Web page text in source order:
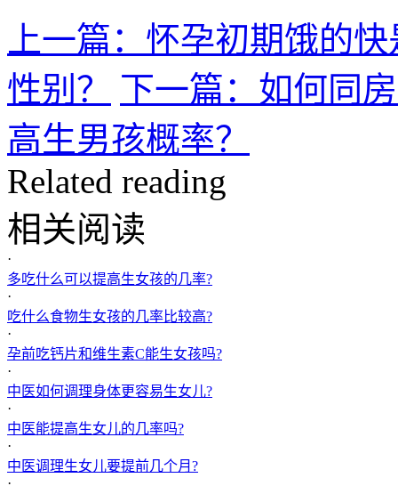
上一篇：怀孕初期饿的
性别？
下一篇：如何同
高生男孩概率？
Related reading
相关阅读
·
多吃什么可以提高生女孩的几率?
·
吃什么食物生女孩的几率比较高?
·
孕前吃钙片和维生素C能生女孩吗?
·
中医如何调理身体更容易生女儿?
·
中医能提高生女儿的几率吗?
·
中医调理生女儿要提前几个月?
·